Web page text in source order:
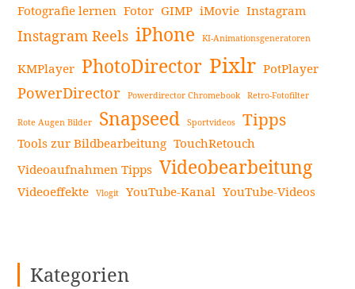
Fotografie lernen Fotor GIMP iMovie Instagram
Instagram Reels iPhone KI-Animationsgeneratoren
KMPlayer PhotoDirector Pixlr PotPlayer
PowerDirector Powerdirector Chromebook Retro-Fotofilter
Rote Augen Bilder Snapseed Sportvideos Tipps
Tools zur Bildbearbeitung TouchRetouch
Videoaufnahmen Tipps Videobearbeitung
Videoeffekte Vlogit YouTube-Kanal YouTube-Videos
Kategorien